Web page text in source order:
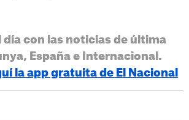
día con las noticias de última
España e Internacional.
la app gratuita de El Nacional